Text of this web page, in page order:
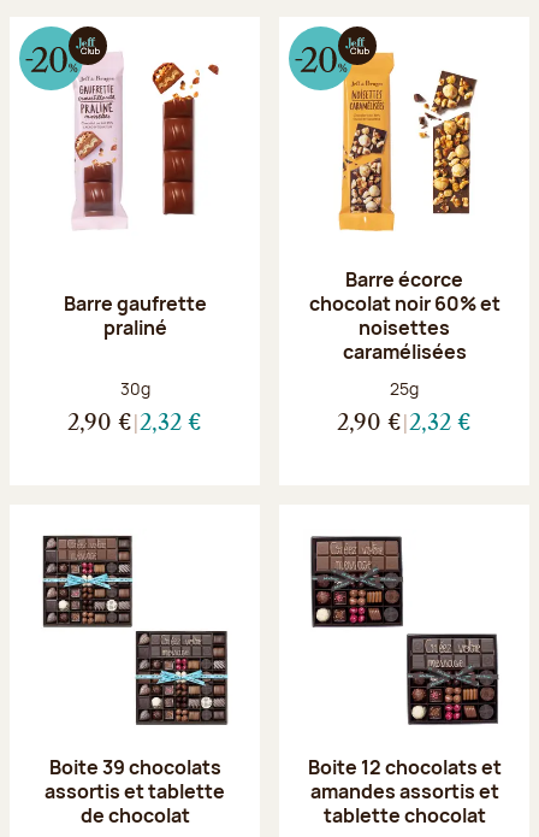
Barre gaufrette
praliné
Poids net :
30g
2,90 € 2,32 €
Barre écorce
chocolat noir 60% et
noisettes
caramélisées
Poids net :
25g
2,90 € 2,32 €
Boite 39 chocolats
assortis et tablette
de chocolat
Boite 12 chocolats et
amandes assortis et
tablette chocolat